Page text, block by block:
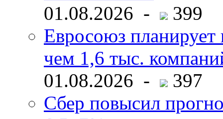
01.08.2026 -
399
Евросоюз планирует
чем 1,6 тыс.
01.08.2026 -
397
Сбер повысил